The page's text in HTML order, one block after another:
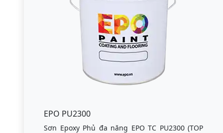
EPO PU2300
Sơn Epoxy Phủ đa năng EPO TC PU2300 (TOP